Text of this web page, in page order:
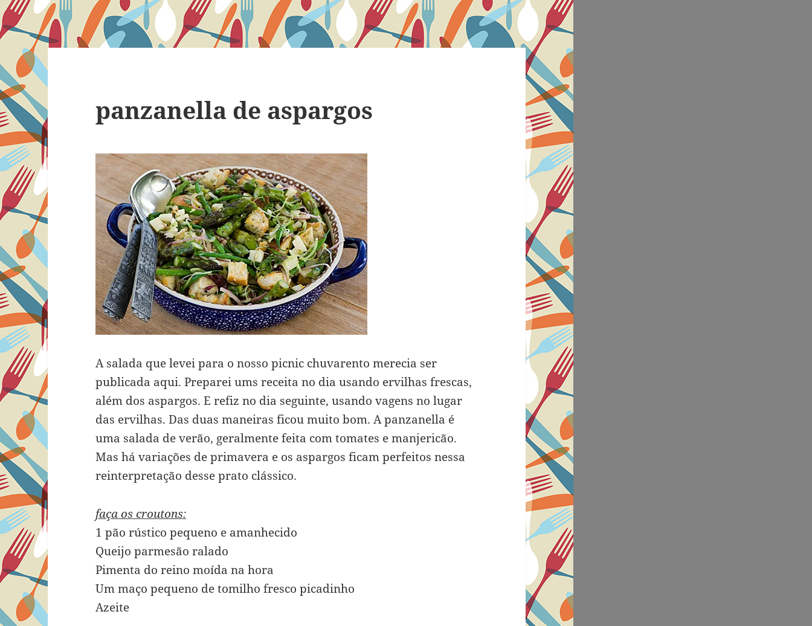
panzanella de aspargos
A salada que levei para o nosso picnic chuvarento merecia ser
publicada aqui. Preparei ums receita no dia usando ervilhas frescas,
além dos aspargos. E refiz no dia seguinte, usando vagens no lugar
das ervilhas. Das duas maneiras ficou muito bom. A panzanella é
uma salada de verão, geralmente feita com tomates e manjericão.
Mas há variações de primavera e os aspargos ficam perfeitos nessa
reinterpretação desse prato clássico.
faça os croutons:
1 pão rústico pequeno e amanhecido
Queijo parmesão ralado
Pimenta do reino moída na hora
Um maço pequeno de tomilho fresco picadinho
Azeite